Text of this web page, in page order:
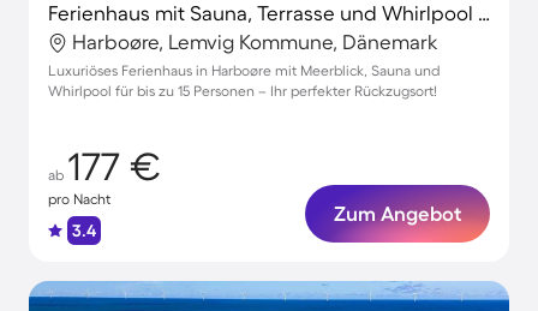
Ferienhaus mit Sauna, Terrasse und Whirlpool | Meerblick
Harboøre, Lemvig Kommune, Dänemark
Luxuriöses Ferienhaus in Harboøre mit Meerblick, Sauna und
Whirlpool für bis zu 15 Personen – Ihr perfekter Rückzugsort!
ab 177 €
pro Nacht
3.4
Zum Angebot